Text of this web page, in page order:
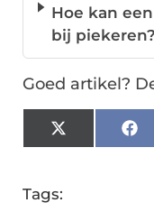
Hoe kan
bij piekeren?
Goed artikel?
X
(Twitter)
Tags: